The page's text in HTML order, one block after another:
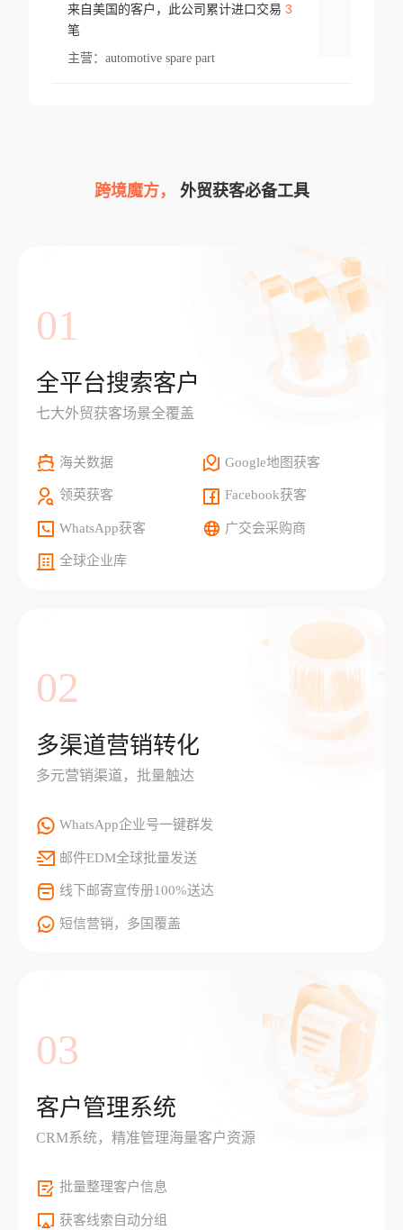
来自美国的客户，此公司累计进口交易 3
笔
主营： automotive spare part
跨境魔方， 外贸获客必备工具
01
全平台搜索客户
七大外贸获客场景全覆盖
海关数据 Google地图获客
领英获客 Facebook获客
WhatsApp获客 广交会采购商
全球企业库
02
多渠道营销转化
多元营销渠道，批量触达
WhatsApp企业号一键群发
邮件EDM全球批量发送
线下邮寄宣传册100%送达
短信营销，多国覆盖
03
客户管理系统
CRM系统，精准管理海量客户资源
批量整理客户信息
获客线索自动分组